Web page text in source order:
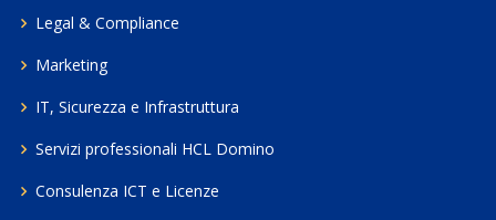
Legal & Compliance
Marketing
IT, Sicurezza e Infrastruttura
Servizi professionali HCL Domino
Consulenza ICT e Licenze